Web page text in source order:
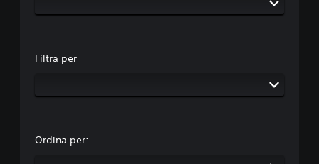
Filtra per
Ordina per: